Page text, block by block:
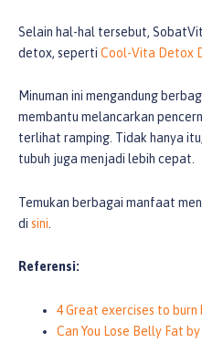
Selain hal-hal tersebut,
detox, seperti Cool-Vita Detox
Minuman ini mengandung
membantu melancarkan
terlihat ramping. Tidak hanya
tubuh juga menjadi lebih cepat.
Temukan berbagai manfaat
di sini
Referensi:
4 Great exercises to
Can You Lose Belly Fat